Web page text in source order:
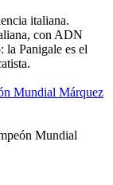
italiana.
con ADN
Panigale es el
Mundial Márquez
Mundial